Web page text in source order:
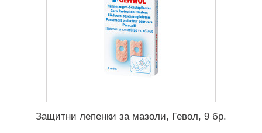
Защитни лепенки за мазоли, Гевол, 9 бр.